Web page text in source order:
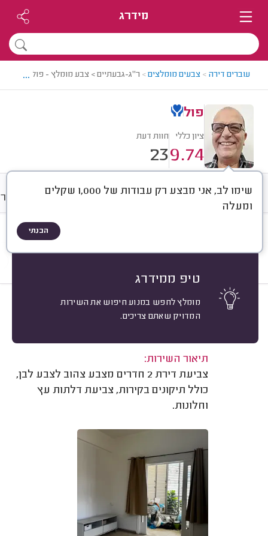
מידרג
עוברים דירה > צבעים מומלצים> ר"ג-גבעתיים > צבע מומלץ - פול ...
פול
ציון כללי
9.74
חוות דעת
23
שימו לב, אני מבצע רק עבודות של 1,000 שקלים
ומעלה
הבנתי
טיפ ממידרג
מומלץ לחפש במנוע חיפוש את השירות
המדויק שאתם צריכים.
חוות דעת מחירים ממוצע
איתי ש. גבעתיים.
אשרור: 31/07/2026
תיאור השירות:
צביעת דירת 2 חדרים מצבע צהוב לצבע לבן,
כולל תיקונים בקירות, צביעת דלתות עץ
וחלונות.
10